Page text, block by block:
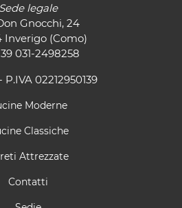
Sede legale
Gnocchi, 24
Inverigo (Como)
031-2498258
02212950139
Moderne
Classiche
Attrezzate
Contatti